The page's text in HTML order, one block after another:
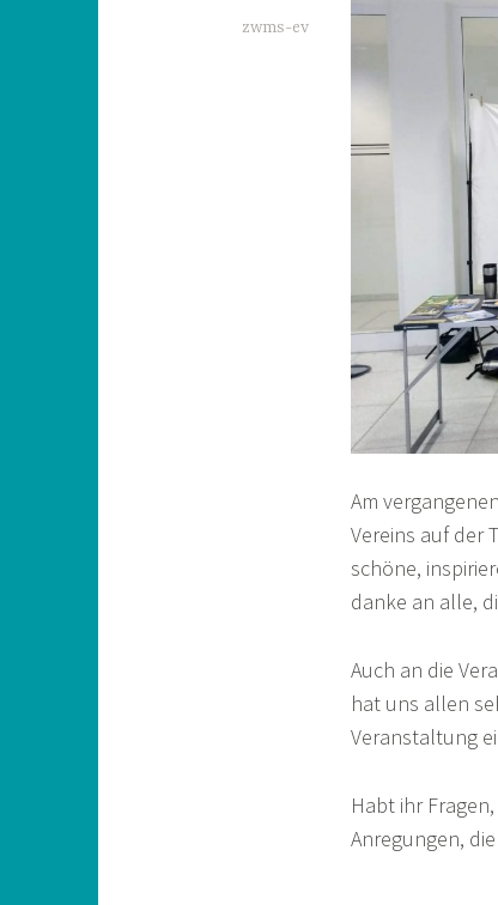
zwms-ev
Am
Vereins auf der
schöne,
danke an alle,
Auch an die
hat uns allen
Veranstaltung
Habt ihr
Anregungen,